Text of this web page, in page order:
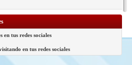
en tus redes sociales
en tus redes sociales